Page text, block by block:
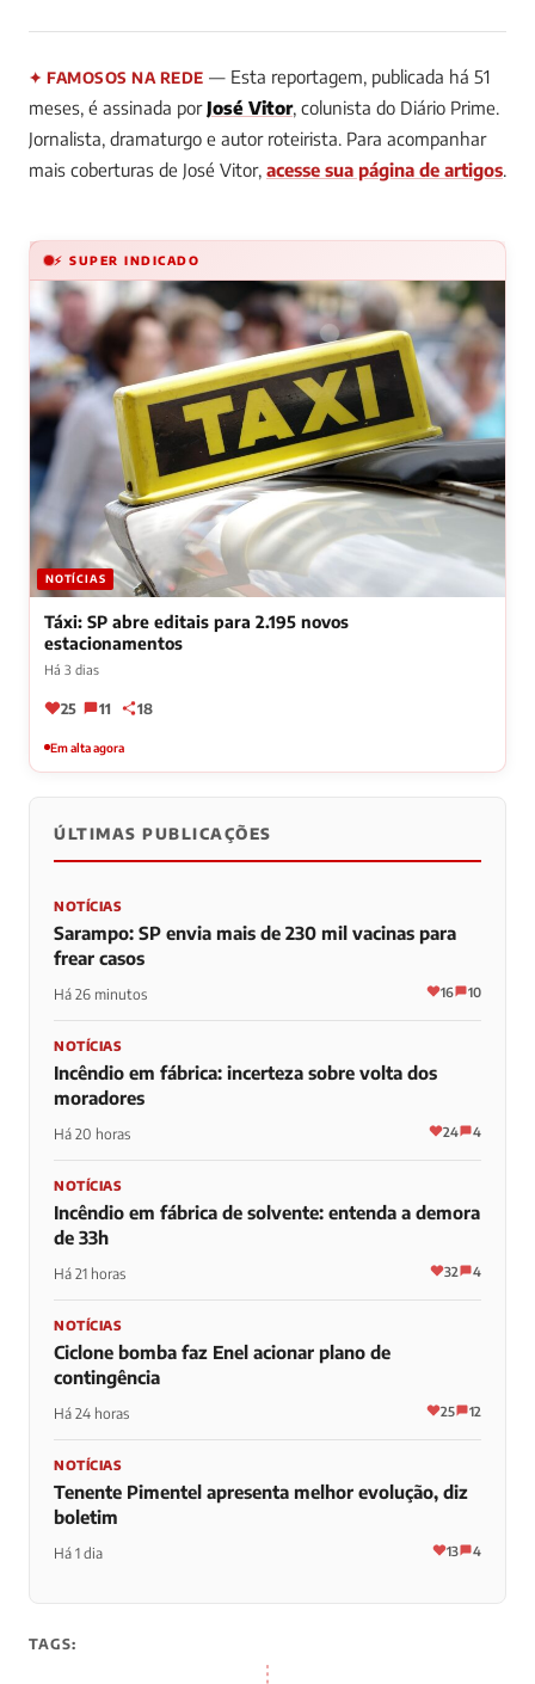
✦ FAMOSOS NA REDE — Esta reportagem, publicada há 51
meses, é assinada porJosé Vitor, colunista do Diário Prime.
Jornalista, dramaturgo e autor roteirista. Para acompanhar
mais coberturas de José Vitor, acesse sua página de artigos.
⚡ SUPER INDICADO
NOTÍCIAS
Táxi: SP abre editais para 2.195 novos
estacionamentos
Há 3 dias
25 11 18
Em alta agora
ÚLTIMAS PUBLICAÇÕES
NOTÍCIAS
Sarampo: SP envia mais de 230 mil vacinas para
frear casos
Há 26 minutos 16 10
NOTÍCIAS
Incêndio em fábrica: incerteza sobre volta dos
moradores
Há 20 horas 24 4
NOTÍCIAS
Incêndio em fábrica de solvente: entenda a demora
de 33h
Há 21 horas 32 4
NOTÍCIAS
Ciclone bomba faz Enel acionar plano de
contingência
Há 24 horas 25 12
NOTÍCIAS
Tenente Pimentel apresenta melhor evolução, diz
boletim
Há 1 dia 13 4
TAGS: